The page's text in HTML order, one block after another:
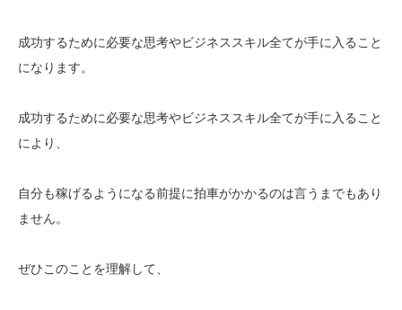
成功するために必要な思考やビジネススキル全てが手に入ること
になります。
成功するために必要な思考やビジネススキル全てが手に入ること
により、
自分も稼げるようになる前提に拍車がかかるのは言うまでもあり
ません。
ぜひこのことを理解して、